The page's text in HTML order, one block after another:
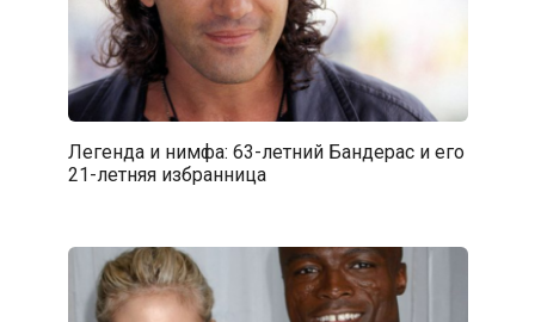
Легенда и нимфа: 63-летний Бандерас и его
21-летняя избранница